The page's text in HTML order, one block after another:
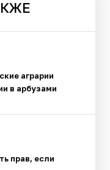
аграрии
в арбузами
прав, если